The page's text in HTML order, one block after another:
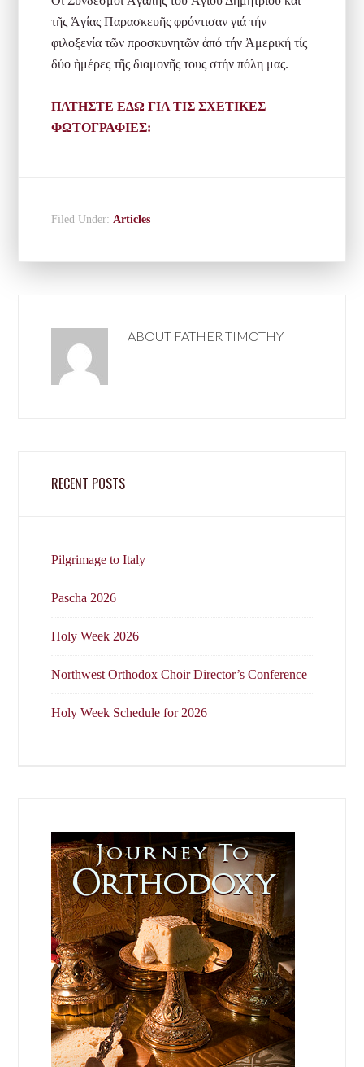
τῆς Ἁγίας Παρασκευῆς φρόντισαν γιά τήν
φιλοξενία τῶν προσκυνητῶν ἀπό τήν Ἀμερική τίς
δύο ἡμέρες τῆς διαμονῆς τους στήν πόλη μας.
ΠΑΤΗΣΤΕ ΕΔΩ ΓΙΑ ΤΙΣ ΣΧΕΤΙΚΕΣ
ΦΩΤΟΓΡΑΦΙΕΣ:
Filed Under:Articles
ABOUT FATHER TIMOTHY
RECENT POSTS
Pilgrimage to Italy
Pascha 2026
Holy Week 2026
Northwest Orthodox Choir Director’s Conference
Holy Week Schedule for 2026